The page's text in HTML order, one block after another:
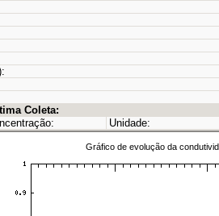
Coleta:
Unidade:
Gráfico de evolução da